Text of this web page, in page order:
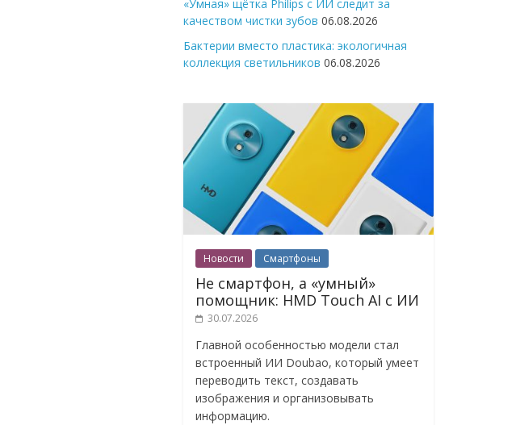
«Умная» щётка Philips с ИИ следит за
качеством чистки зубов 06.08.2026
Бактерии вместо пластика: экологичная
коллекция светильников 06.08.2026
Новости Смартфоны
Не смартфон, а «умный»
помощник: HMD Touch AI с ИИ
30.07.2026
Главной особенностью модели стал
встроенный ИИ Doubao, который умеет
переводить текст, создавать
изображения и организовывать
информацию.